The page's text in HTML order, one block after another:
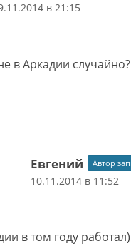
в 21:15
в Аркадии случайно?
Евгений Автор
10.11.2014 в 11:52
в том году